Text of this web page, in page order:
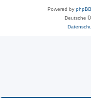
Powered by phpBB
Deutsche